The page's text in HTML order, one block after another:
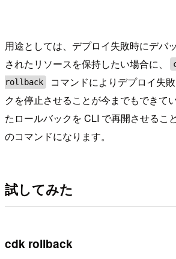
用途としては、デプロイ失敗時にデバ
されたリソースを保持したい場合に、
rollback
コマンドによりデプロイ失
クを停止させることが今までもできて
たロールバックを CLI で再開させるこ
のコマンドになります。
試してみた
cdk rollback